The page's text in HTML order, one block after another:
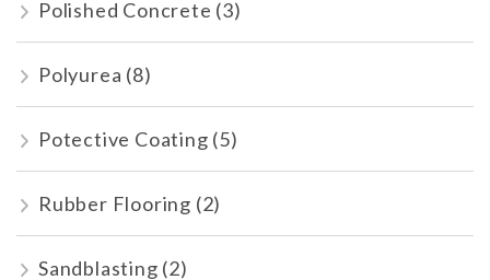
Polished Concrete (3)
Polyurea (8)
Potective Coating (5)
Rubber Flooring (2)
Sandblasting (2)